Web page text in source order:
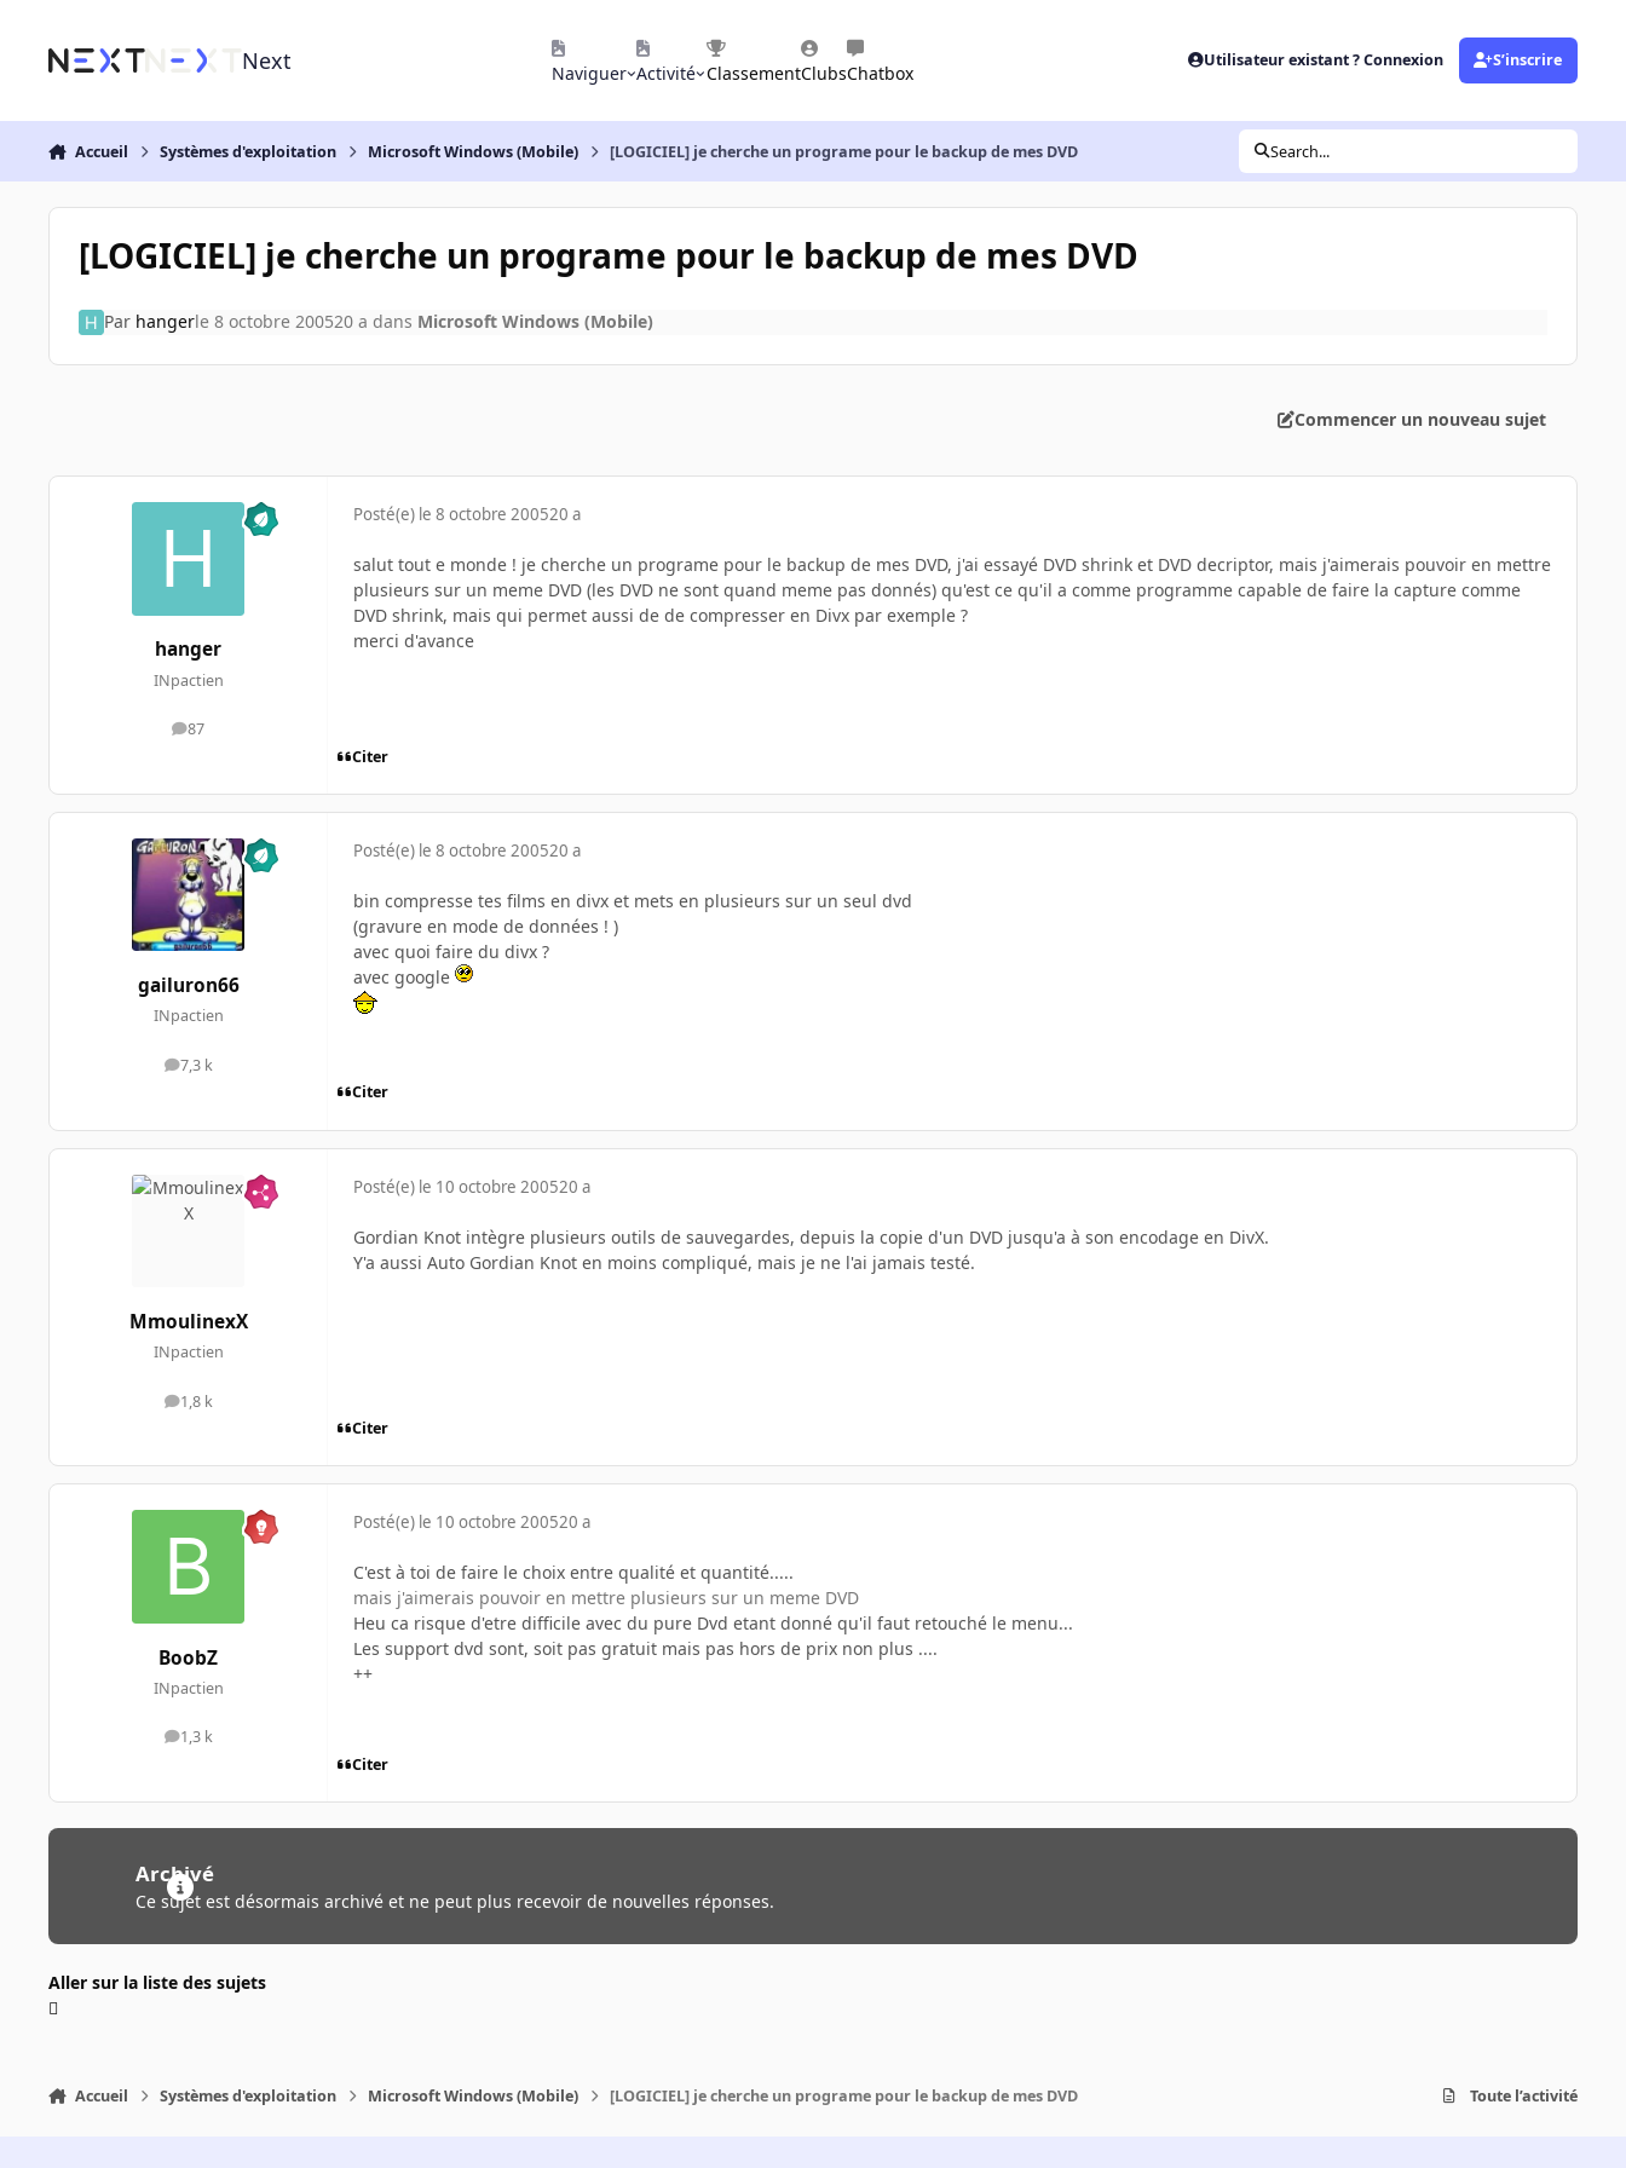
Next Naviguer Activité ClassementClubsChatbox
Utilisateur existant ? Connexion S’inscrire
Accueil Systèmes d'exploitation Microsoft Windows (Mobile) [LOGICIEL] je cherche un programe pour le backup de mes DVD Search...
[LOGICIEL] je cherche un programe pour le backup de mes DVD
Par hangerle 8 octobre 200520 a dans Microsoft Windows (Mobile)
Commencer un nouveau sujet
hanger
INpactien
87
messages
Posté(e) le 8 octobre 200520 a
salut tout e monde ! je cherche un programe pour le backup de mes DVD, j'ai essayé DVD shrink et DVD decriptor, mais j'aimerais pouvoir en mettre
plusieurs sur un meme DVD (les DVD ne sont quand meme pas donnés) qu'est ce qu'il a comme programme capable de faire la capture comme
DVD shrink, mais qui permet aussi de de compresser en Divx par exemple ?
merci d'avance
Citer
gailuron66
INpactien
7,3 k
messages
Posté(e) le 8 octobre 200520 a
bin compresse tes films en divx et mets en plusieurs sur un seul dvd
(gravure en mode de données ! )
avec quoi faire du divx ?
avec google
Citer
MmoulinexX
INpactien
1,8 k
messages
Posté(e) le 10 octobre 200520 a
Gordian Knot intègre plusieurs outils de sauvegardes, depuis la copie d'un DVD jusqu'a à son encodage en DivX.
Y'a aussi Auto Gordian Knot en moins compliqué, mais je ne l'ai jamais testé.
Citer
BoobZ
INpactien
1,3 k
messages
Posté(e) le 10 octobre 200520 a
C'est à toi de faire le choix entre qualité et quantité.....
mais j'aimerais pouvoir en mettre plusieurs sur un meme DVD
Heu ca risque d'etre difficile avec du pure Dvd etant donné qu'il faut retouché le menu...
Les support dvd sont, soit pas gratuit mais pas hors de prix non plus ....
++
Citer
Archivé
Ce sujet est désormais archivé et ne peut plus recevoir de nouvelles réponses.
Aller sur la liste des sujets
Accueil Systèmes d'exploitation Microsoft Windows (Mobile) [LOGICIEL] je cherche un programe pour le backup de mes DVD Toute l’activité